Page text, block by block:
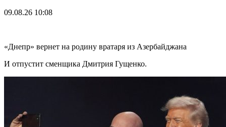
09.08.26 10:08
«Днепр» вернет на родину вратаря из Азербайджана
И отпустит сменщика Дмитрия Гущенко.